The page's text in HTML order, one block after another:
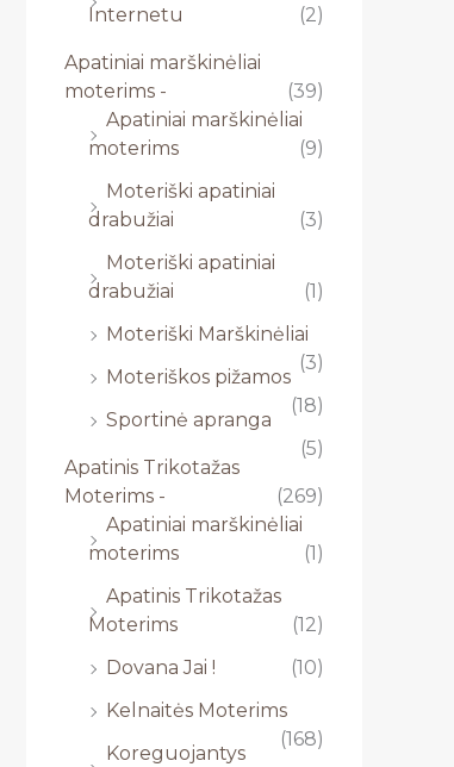
Internetu
(2)
Apatiniai marškinėliai
moterims -
(39)
Apatiniai marškinėliai
moterims
(9)
Moteriški apatiniai
drabužiai
(3)
Moteriški apatiniai
drabužiai
(1)
Moteriški Marškinėliai
(3)
Moteriškos pižamos
(18)
Sportinė apranga
(5)
Apatinis Trikotažas
Moterims -
(269)
Apatiniai marškinėliai
moterims
(1)
Apatinis Trikotažas
Moterims
(12)
Dovana Jai !
(10)
Kelnaitės Moterims
(168)
Koreguojantys